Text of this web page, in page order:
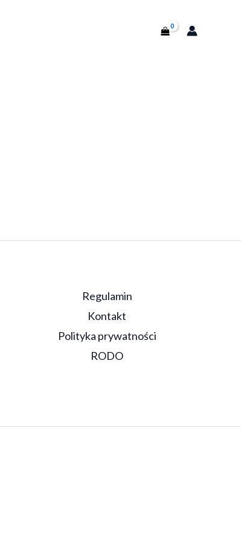
Regulamin
Kontakt
Polityka prywatności
RODO